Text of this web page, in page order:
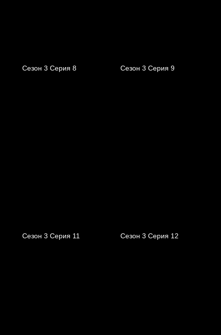
Сезон 3 Серия 8 Сезон 3 Серия 9
Сезон 3 Серия 11 Сезон 3 Серия 12